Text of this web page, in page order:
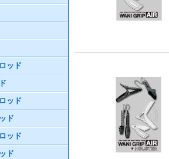
ッド
ッド
ド
ッド
ド